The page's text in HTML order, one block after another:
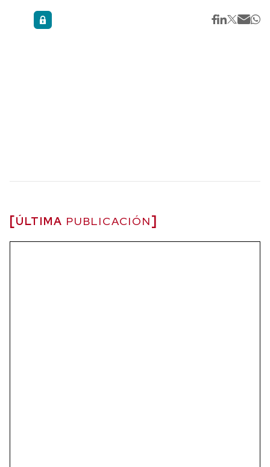
ÚLTIMA PUBLICACIÓN